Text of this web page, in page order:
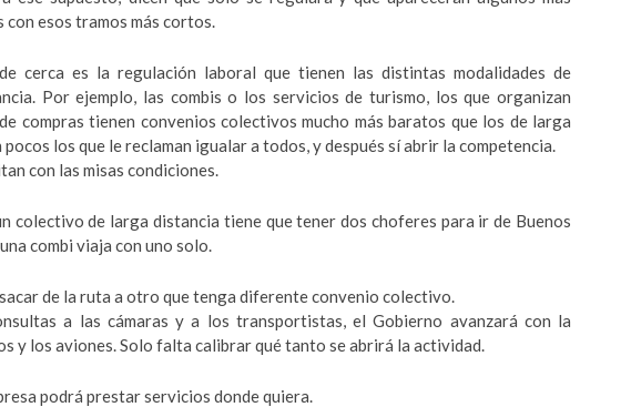
con esos tramos más cortos.
cerca es la regulación laboral que tienen las distintas modalidades de
Por ejemplo, las combis o los servicios de turismo, los que organizan
compras tienen convenios colectivos mucho más baratos que los de larga
los que le reclaman igualar a todos, y después sí abrir la competencia.
con las misas condiciones.
colectivo de larga distancia tiene que tener dos choferes para ir de Buenos
combi viaja con uno solo.
de la ruta a otro que tenga diferente convenio colectivo.
a las cámaras y a los transportistas, el Gobierno avanzará con la
y los aviones. Solo falta calibrar qué tanto se abrirá la actividad.
podrá prestar servicios donde quiera.